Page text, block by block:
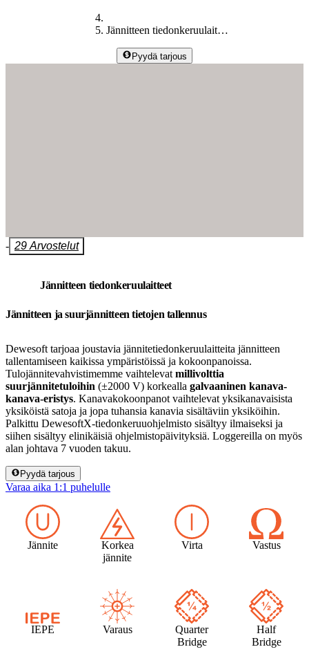
Jännitteen tiedonkeruulaitteet
Pyydä tarjous
- 29 Arvostelut
Jännitteen tiedonkeruulaitteet
Jännitteen ja suurjännitteen tietojen tallennus
Dewesoft tarjoaa joustavia jännitetiedonkeruulaitteita jännitteen
tallentamiseen kaikissa ympäristöissä ja kokoonpanoissa.
Tulojännitevahvistimemme vaihtelevat millivolttia
suurjännitetuloihin (±2000 V) korkealla galvaaninen kanava-
kanava-eristys. Kanavakokoonpanot vaihtelevat yksikanavaisista
yksiköistä satoja ja jopa tuhansia kanavia sisältäviin yksiköihin.
Palkittu DewesoftX-tiedonkeruuohjelmisto sisältyy ilmaiseksi ja
siihen sisältyy elinikäisiä ohjelmistopäivityksiä. Loggereilla on myös
alan johtava 7 vuoden takuu.
Pyydä tarjous
Varaa aika 1:1 puhelulle
Jännite
Korkea
jännite
Virta Vastus
IEPE Varaus
Quarter
Bridge
Half
Bridge